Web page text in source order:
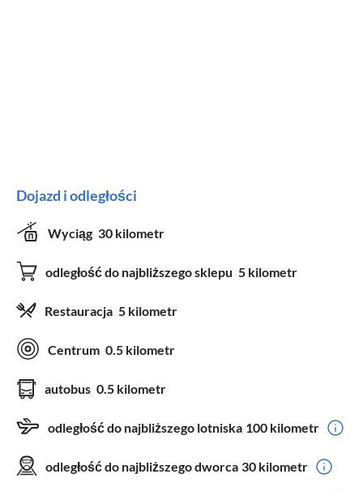
Dojazd i odległości
Wyciąg 30 kilometr
odległość do najbliższego sklepu 5 kilometr
Restauracja 5 kilometr
Centrum 0.5 kilometr
autobus 0.5 kilometr
odległość do najbliższego lotniska 100 kilometr
odległość do najbliższego dworca 30 kilometr